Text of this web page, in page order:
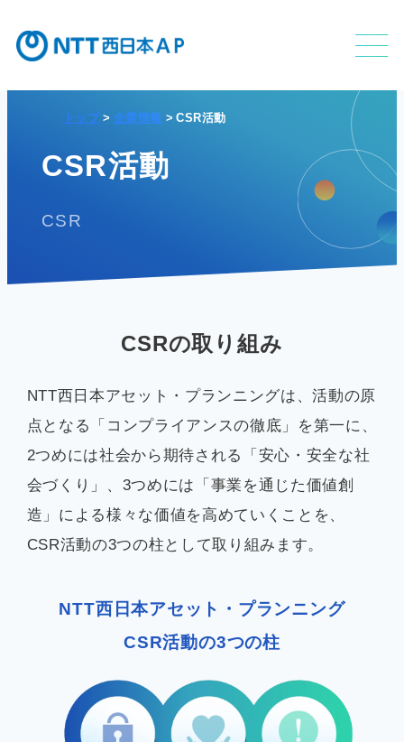
お知らせ
よくあるご質問
会社案内PDF
APの特長
CSR活動
CSR
トップ 企業情報 CSR活動
CSRの取り組み
NTT西日本アセット・プランニングは、活動の原
点となる「コンプライアンスの徹底」を第一に、
2つめには社会から期待される「安心・安全な社
会づくり」、3つめには「事業を通じた価値創
造」による様々な価値を高めていくことを、
CSR活動の3つの柱として取り組みます。
NTT西日本アセット・プランニング
CSR活動の3つの柱